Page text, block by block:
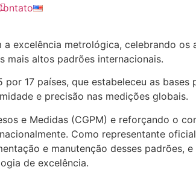
excelência metrológica, celebrando os
mais altos padrões internacionais.
17 países, que estabeleceu as bases
e precisão nas medições globais.
e Medidas (CGPM) e reforçando o
Como representante
e manutenção desses padrões,
de excelência.